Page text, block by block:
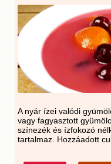
A nyár ízei valódi
vagy fagyasztott
színezék és ízfokozó
tartalmaz. Hozzáadott